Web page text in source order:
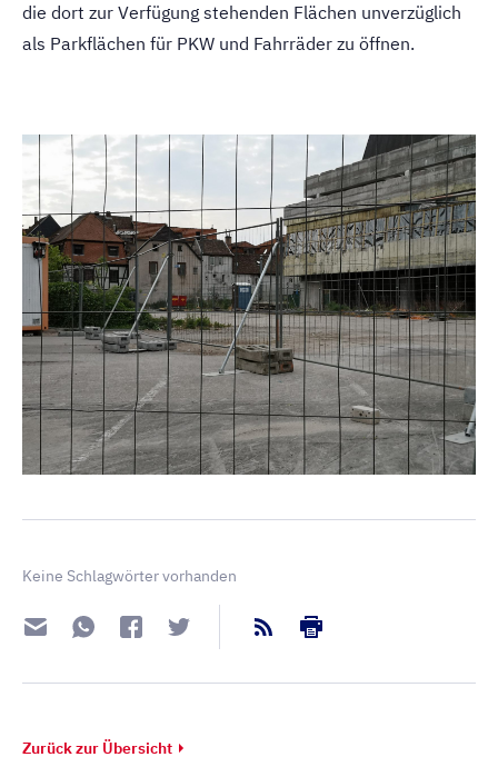
die dort zur Verfügung stehenden Flächen unverzüglich
als Parkflächen für PKW und Fahrräder zu öffnen.
Keine Schlagwörter vorhanden
Zurück zur Übersicht